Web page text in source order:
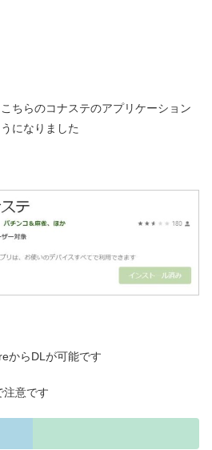
ちらのコナステのアプリケーション
になりました
からDLが可能です
注意です